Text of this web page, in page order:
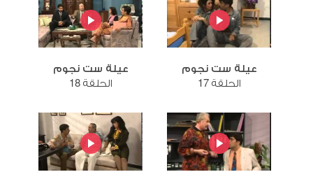
عيلة ست نجوم
الحلقة 17
عيلة ست نجوم
الحلقة 18